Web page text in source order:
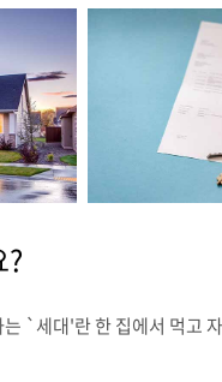
`세대'란 한 집에서 먹고